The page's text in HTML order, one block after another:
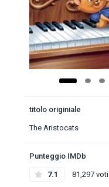
titolo originiale
The Aristocats
Punteggio IMDb
7.1 81,297 voti